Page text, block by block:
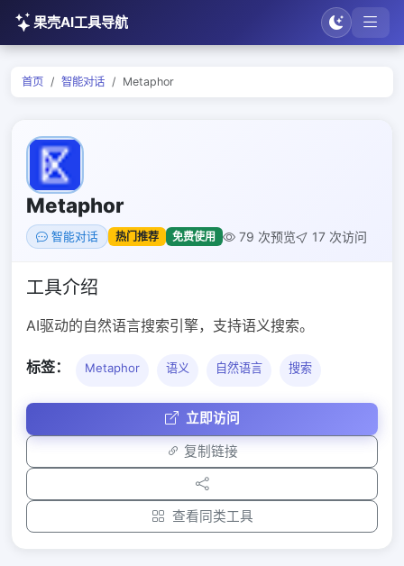
果壳AI工具导航
首页 智能对话 Metaphor
Metaphor
智能对话 热门推荐 免费使用 79 次预览 17 次访问
工具介绍
AI驱动的自然语言搜索引擎，支持语义搜索。
标签： Metaphor 语义 自然语言 搜索
立即访问
复制链接
查看同类工具